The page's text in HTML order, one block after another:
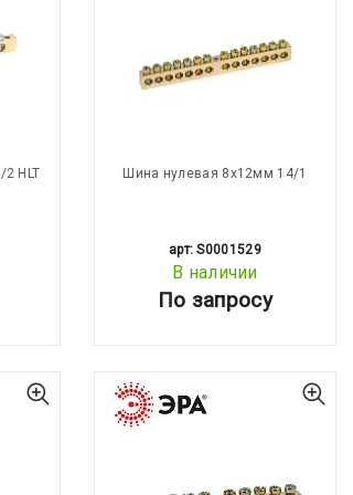
HLT Шина нулевая 8х12мм 14/1
арт: S0001529
В наличии
По запросу